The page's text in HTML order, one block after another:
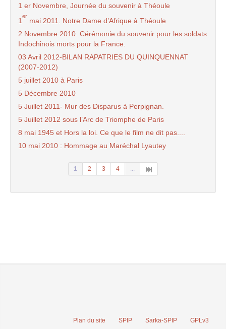
1 er Novembre, Journée du souvenir à Théoule
1
er
mai 2011. Notre Dame d’Afrique à Théoule
2 Novembre 2010. Cérémonie du souvenir pour les soldats
Indochinois morts pour la France.
03 Avril 2012-BILAN RAPATRIES DU QUINQUENNAT
(2007-2012)
5 juillet 2010 à Paris
5 Décembre 2010
5 Juillet 2011- Mur des Disparus à Perpignan.
5 Juillet 2012 sous l’Arc de Triomphe de Paris
8 mai 1945 et Hors la loi. Ce que le film ne dit pas....
10 mai 2010 : Hommage au Maréchal Lyautey
1 2 3 4
Plan du site SPIP Sarka-SPIP GPLv3